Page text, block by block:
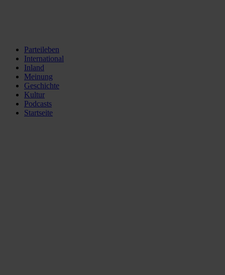
Parteileben
International
Inland
Meinung
Geschichte
Kultur
Podcasts
Startseite